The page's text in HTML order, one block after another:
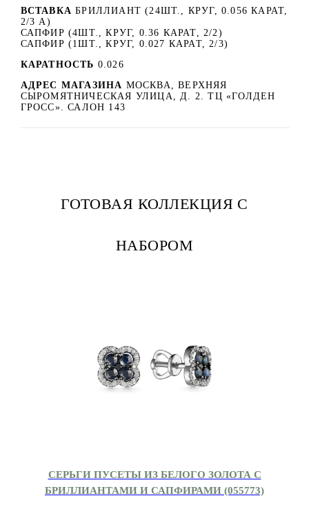
ВСТАВКА БРИЛЛИАНТ (24ШТ., КРУГ, 0.056 КАРАТ,
2/3 А)
САПФИР (4ШТ., КРУГ, 0.36 КАРАТ, 2/2)
САПФИР (1ШТ., КРУГ, 0.027 КАРАТ, 2/3)
КАРАТНОСТЬ 0.026
АДРЕС МАГАЗИНА МОСКВА, ВЕРХНЯЯ
СЫРОМЯТНИЧЕСКАЯ УЛИЦА, Д. 2. ТЦ «ГОЛДЕН
ГРОСС». САЛОН 143
ГОТОВАЯ КОЛЛЕКЦИЯ С
НАБОРОМ
СЕРЬГИ ПУСЕТЫ ИЗ БЕЛОГО ЗОЛОТА С
БРИЛЛИАНТАМИ И САПФИРАМИ (055773)